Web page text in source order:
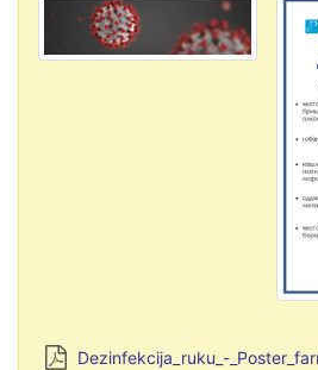
Dezinfekcija_ruku_-